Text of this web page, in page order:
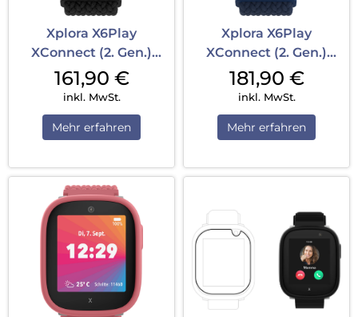
Xplora X6Play
XConnect (2. Gen.)
Nano SIM Black
161,90 €
inkl. MwSt.
Mehr erfahren
Xplora X6Play
XConnect (2. Gen.)
Nano SIM Blue
181,90 €
inkl. MwSt.
Mehr erfahren